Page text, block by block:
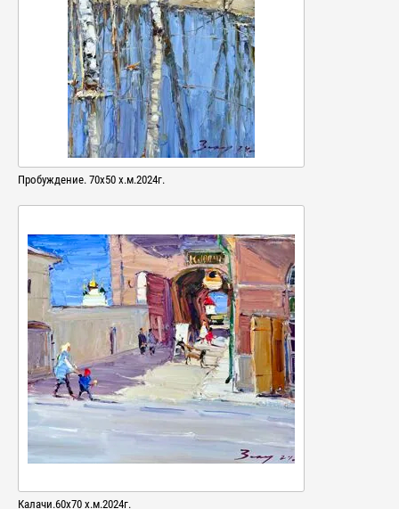
Пробуждение. 70х50 х.м.2024г.
Калачи.60х70 х.м.2024г.